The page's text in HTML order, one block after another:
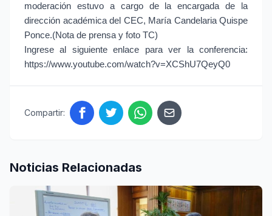
moderación estuvo a cargo de la encargada de la
dirección académica del CEC, María Candelaria Quispe
Ponce.(Nota de prensa y foto TC)
Ingrese al siguiente enlace para ver la conferencia:
https://www.youtube.com/watch?v=XCShU7QeyQ0
Compartir:
Noticias Relacionadas